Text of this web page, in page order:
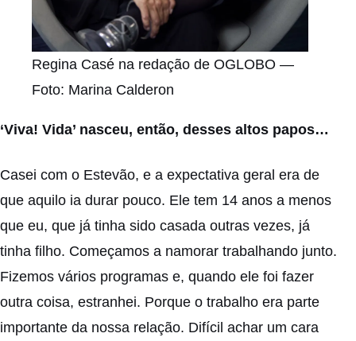
Regina Casé na redação de OGLOBO —
Foto: Marina Calderon
‘Viva! Vida’ nasceu, então, desses altos papos…
Casei com o Estevão, e a expectativa geral era de
que aquilo ia durar pouco. Ele tem 14 anos a menos
que eu, que já tinha sido casada outras vezes, já
tinha filho. Começamos a namorar trabalhando junto.
Fizemos vários programas e, quando ele foi fazer
outra coisa, estranhei. Porque o trabalho era parte
importante da nossa relação. Difícil achar um cara